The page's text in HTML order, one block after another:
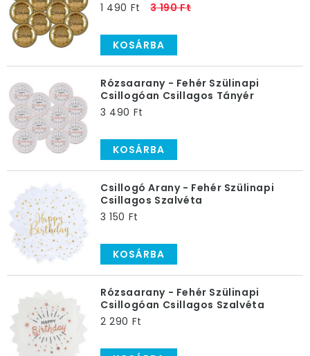
1 490 Ft
3 190 Ft
KOSÁRBA
Rózsaarany - Fehér Szülinapi
Csillogóan Csillagos Tányér
3 490 Ft
KOSÁRBA
Csillogó Arany - Fehér Szülinapi
Csillagos Szalvéta
3 150 Ft
KOSÁRBA
Rózsaarany - Fehér Szülinapi
Csillogóan Csillagos Szalvéta
2 290 Ft